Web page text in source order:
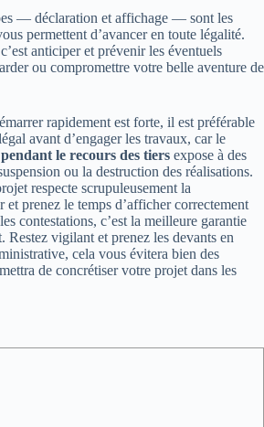
— déclaration et affichage — sont les
permettent d’avancer en toute légalité.
anticiper et prévenir les éventuels
ou compromettre votre belle aventure de
rapidement est forte, il est préférable
avant d’engager les travaux, car le
le recours des tiers expose à des
ou la destruction des réalisations.
respecte scrupuleusement la
prenez le temps d’afficher correctement
contestations, c’est la meilleure garantie
Restez vigilant et prenez les devants en
cela vous évitera bien des
de concrétiser votre projet dans les